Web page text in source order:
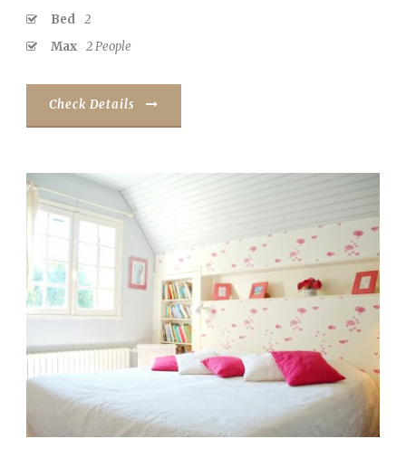
Bed 2
Max 2 People
Check Details